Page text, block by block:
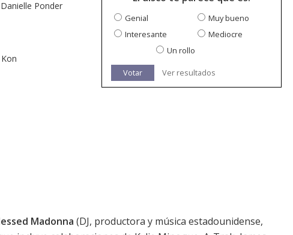
Ponder
Genial
Muy bueno
Interesante
Mediocre
Un rollo
Votar Ver resultados
Madonna (DJ, productora y música estadounidense,